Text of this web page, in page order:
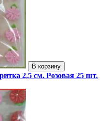
В корзину
2,5 см. Розовая 25 шт.